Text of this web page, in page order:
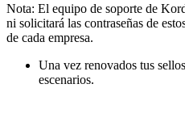
Nota: El equipo de soporte de
ni solicitará las contraseñas de
de cada empresa.
Una vez renovados tus
escenarios.